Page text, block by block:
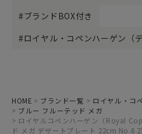
ブランドBOX付き
ロイヤル・コペンハーゲン（
HOME ブランド一覧
ロイヤル・コ
ブルー フルーテッド メガ
ロイヤルコペンハーゲン（Royal
ド メガ デザートプレート 22cm No.6